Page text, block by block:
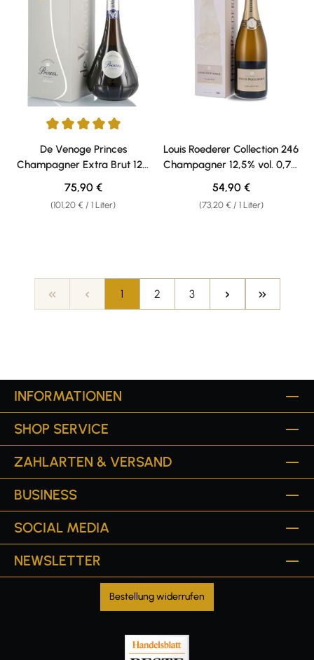
Durchschnittliche Bewertung von 5 von 5 Sternen
De Venoge Princes
Champagner Extra Brut 12%
vol. 0,75l Geschenkkarton
(101,20 € / 1 Liter)
Regulärer Preis:
75,90 €
Louis Roederer Collection 246
Champagner 12,5% vol. 0,75l
in Geschenkkarton
(73,20 € / 1 Liter)
Regulärer Preis:
54,90 €
Seite
1 Seite
2 Seite
3
INFORMATIONEN
SHOP SERVICE
ZAHLARTEN & VERSAND
BUSINESS
SOCIAL MEDIA
NEWSLETTER
Bestellung widerrufen